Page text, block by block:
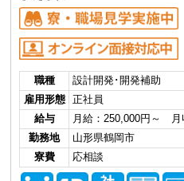
職種
設計開発･開発補助
雇用形態
正社員
給与
月給：250,000円～ 月
勤務地
山形県鶴岡市
寮費
応相談